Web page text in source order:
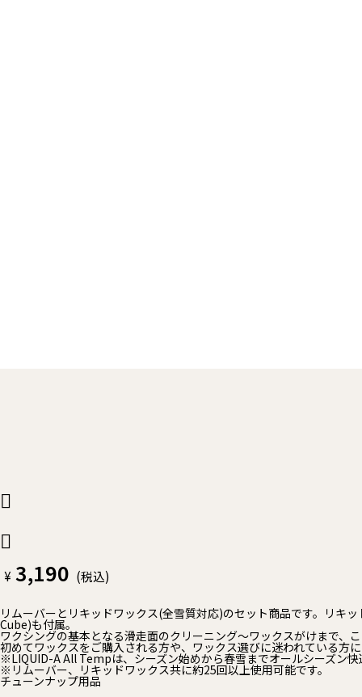
¥ 3,190 (税込)
リムーバーとリキッドワックス(全雪質対応)のセット商品です。リキ
Cube)も付属。
ワクシングの基本となる滑走面のクリーニング～ワックスがけまで、
初めてワックスをご購入される方や、ワックス選びに迷われている方
※LIQUID-A All Tempは、シーズン始めから春雪までオールシーズン
※リムーバー、リキッドワックス共に約25回以上使用可能です。
チューンナップ用品